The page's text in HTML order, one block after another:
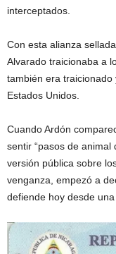
interceptados.
Con esta alianza
Alvarado traicionaba a
también era
Estados Unidos.
Cuando Ardón
sentir “pasos de animal
versión pública sobre
venganza, empezó a
defiende hoy desde